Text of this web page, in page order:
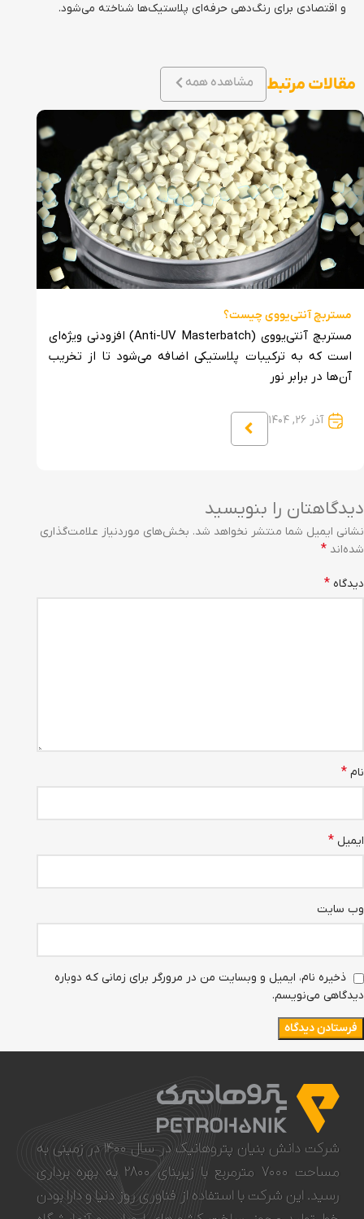
و اقتصادی برای رنگ‌دهی حرفه‌ای پلاستیک‌ها شناخته می‌شود.
مقالات مرتبط مشاهده همه
مستربچ آنتی‌یووی چیست؟
مستربچ آنتی‌یووی (Anti-UV Masterbatch) افزودنی ویژه‌ای
است که به ترکیبات پلاستیکی اضافه می‌شود تا از تخریب
آن‌ها در برابر نور
آذر ۲۶, ۱۴۰۴
دیدگاهتان را بنویسید
نشانی ایمیل شما منتشر نخواهد شد. بخش‌های موردنیاز علامت‌گذاری
شده‌اند*
دیدگاه*
نام*
ایمیل*
وب‌ سایت
ذخیره نام، ایمیل و وبسایت من در مرورگر برای زمانی که دوباره
دیدگاهی می‌نویسم.
شرکت دانش بنیان پتروهانیک در سال ۱۴۰۰ در زمینی به
مساحت ۷۰۰۰ مترمربع با زیربنای ۲۸۰۰ به بهره برداری
رسید. این شرکت با استفاده از فناوری روز دنیا و دار‌‌ا‌‌‌‌‌‌‌‌ بودن